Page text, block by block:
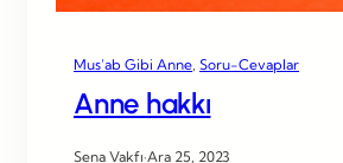
Mus’ab Gibi Anne Soru-Cevaplar
Anne hakkı
Sena Vakfı·Ara 25, 2023